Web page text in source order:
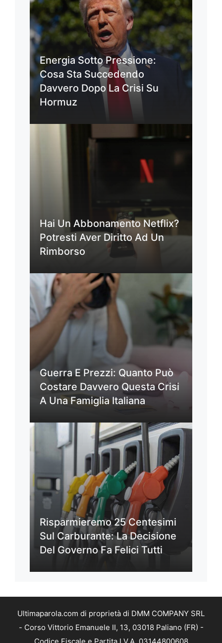
Energia Sotto Pressione:
Cosa Sta Succedendo
Davvero Dopo La Crisi Su
Hormuz
Hai Un Abbonamento Netflix?
Potresti Aver Diritto Ad Un
Rimborso
Guerra E Prezzi: Quanto Può
Costare Davvero Questa Crisi
A Una Famiglia Italiana
Risparmieremo 25 Centesimi
Sul Carburante: La Decisione
Del Governo Fa Felici Tutti
Ultimaparola.com di proprietà di DMM COMPANY SRL
- Corso Vittorio Emanuele II, 13, 03018 Paliano (FR) -